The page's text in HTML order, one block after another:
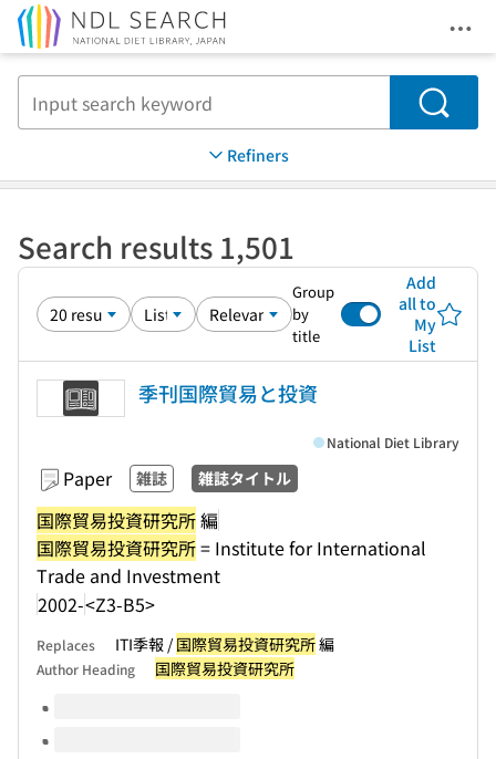
Search
Refiners
Search results 1,501
Group
by
title
Add
all to
My
List
季刊国際貿易と投資
Paper 雑誌 雑誌タイトル
国際貿易投資研究所編
国際貿易投資研究所= Institute for International
Trade and Investment
2002-<Z3-B5>
National Diet Library
Replaces ITI季報 /国際貿易投資研究所編
Author Heading 国際貿易投資研究所
Volumes of this title